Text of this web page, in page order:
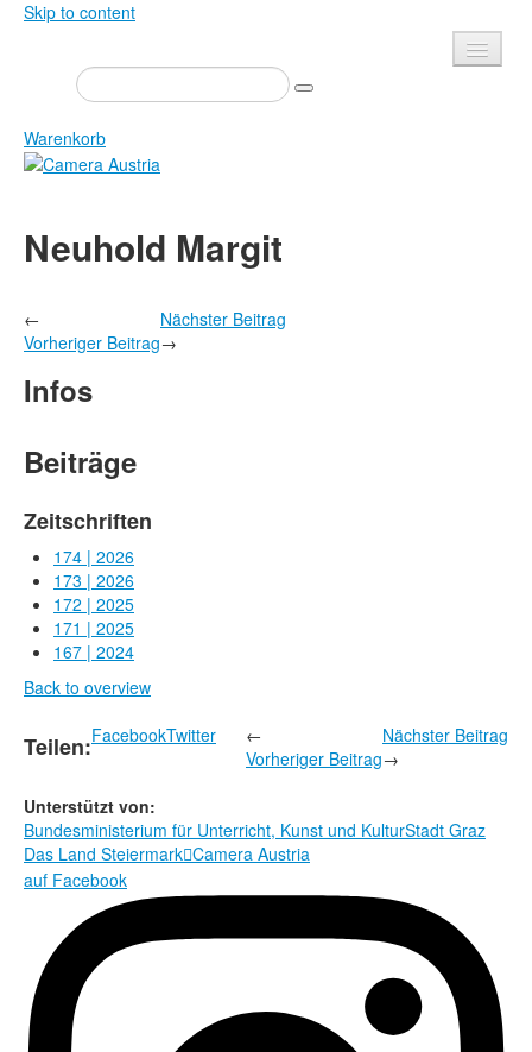
Skip to content
Presse
Veranstaltungen
Newsletter
Über uns
Shop
Warenkorb
Zeitschrift
Bücher
Camera Austria Preis
Rechtliche Informationen
Neuhold Margit
←
Vorheriger Beitrag
Nächster Beitrag
→
Infos
Beiträge
Zeitschriften
174 | 2026
173 | 2026
172 | 2025
171 | 2025
167 | 2024
Back to overview
Teilen:FacebookTwitter
←
Vorheriger Beitrag
Nächster Beitrag
→
Unterstützt von:
Bundesministerium für Unterricht, Kunst und KulturStadt Graz
Das Land SteiermarkCamera Austria
auf Facebook